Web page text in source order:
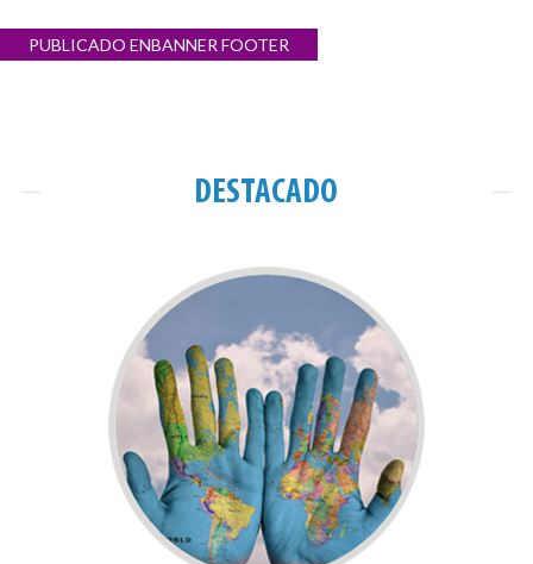
Navegación
de
PUBLICADO ENBANNER FOOTER
DESTACADO